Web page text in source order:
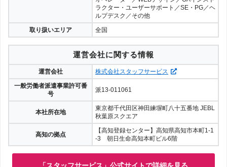
ラクター・ユーザーサポート／SE・PG／ヘ
ルプデスク／その他
取り扱いエリア
全国
運営会社に関する情報
運営会社
株式会社スタッフサービス
一般労働者派遣事業許可番
号
派13-011061
本社所在地
東京都千代田区神田練塀町八十五番地 JEBL
秋葉原スクエア
高知の拠点
【高知登録センター】高知県高知市本町1-1
-3 朝日生命高知本町ビル6階
「スタッフサービス」公式サイトで詳細を見る